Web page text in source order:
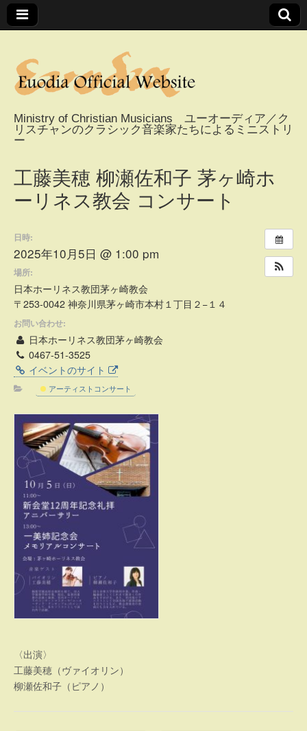
Euodia Official
Website / ユーオー
ディアオフィシャ
ルウェブサイト
Ministry of Christian Musicians ユーオーディア／ク
リスチャンのクラシック音楽家たちによるミニストリ
ー
工藤美穂 柳瀬佐和子 茅ヶ崎ホ
ーリネス教会 コンサート
日時:
2025年10月5日 @ 1:00 pm
場所:
日本ホーリネス教団茅ヶ崎教会
〒253-0042 神奈川県茅ヶ崎市本村１丁目２−１４
お問い合わせ:
日本ホーリネス教団茅ヶ崎教会
0467-51-3525
イベントのサイト
アーティストコンサート
〈出演〉
工藤美穂（ヴァイオリン）
柳瀬佐和子（ピアノ）